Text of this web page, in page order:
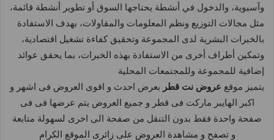
وآسيوية، والدخول في أنشطة يحتاجها السوق أو تطوير أنشطة قائمة،
مثل مجالات التوزيع ونظم المعلومات والمقاولات، بهدف الاستفادة
بالخبرات البشرية لدى المجموعة وتحقيق كفاءة تشغيل اقتصادية،
وتمكين أطراف أخرى من الاستفادة بهذه الخبرات، بما يحقق عوائد
إضافية للمجموعة وللمجتمعات المحلية
يتميز موقع عروض نت قطر بعرض احدث و اقوى العروض فى اشهر و
اكبر الهايبر ماركت فى قطر و جميع العروض يتم عرضها فى فى
صفحة واحدة فقط بدون التنقل من صفحة الى اخرى لسهولة متابعة
و تصفح و مشاهدة العروض على زائرى الموقع الكرام